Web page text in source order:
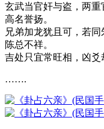
玄武当官奸与盗，两
高名誉扬。
兄弟加龙犹且可，若
陈总不祥。
吉处只宜常旺相，凶爻
…….